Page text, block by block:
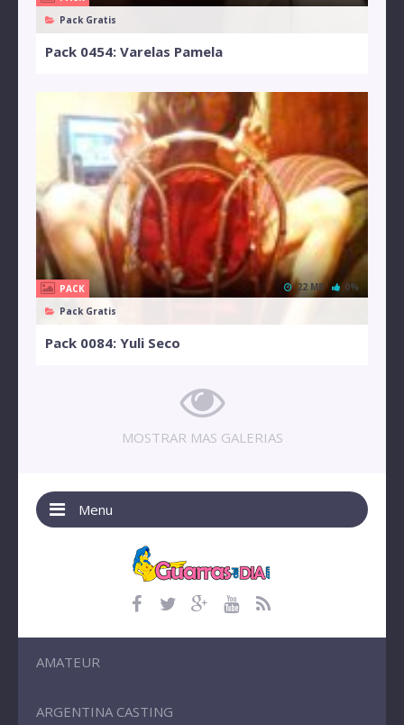
Pack Gratis
Pack 0454: Varelas Pamela
PACK
Pack Gratis
22 MB 0%
Pack 0084: Yuli Seco
MOSTRAR MAS GALERIAS
Menu
AMATEUR
ARGENTINA CASTING